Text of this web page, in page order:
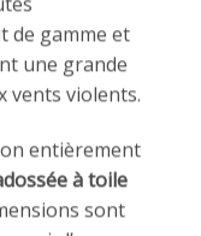
gamme et
une grande
vents violents.
à toile
sont
l’espace